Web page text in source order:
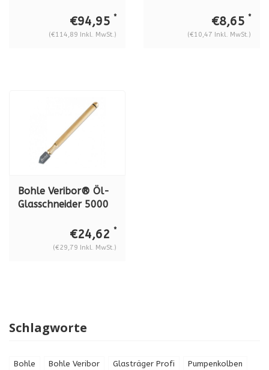
€94,95 *
(€114,89 Inkl. MwSt.)
Holzgrif BO 5165400
€8,65 *
(€10,47 Inkl. MwSt.)
Bohle Veribor® Öl-
Glasschneider 5000
€24,62 *
(€29,79 Inkl. MwSt.)
Schlagworte
Bohle Bohle Veribor Glasträger Profi Pumpenkolben